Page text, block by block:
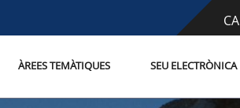
CA
ES
ÀREES TEMÀTIQUES SEU ELECTRÒNICA